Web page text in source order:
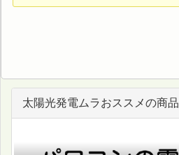
太陽光発電ムラおススメの商品